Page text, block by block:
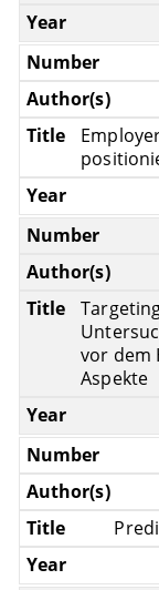
vor dem
Aspekte